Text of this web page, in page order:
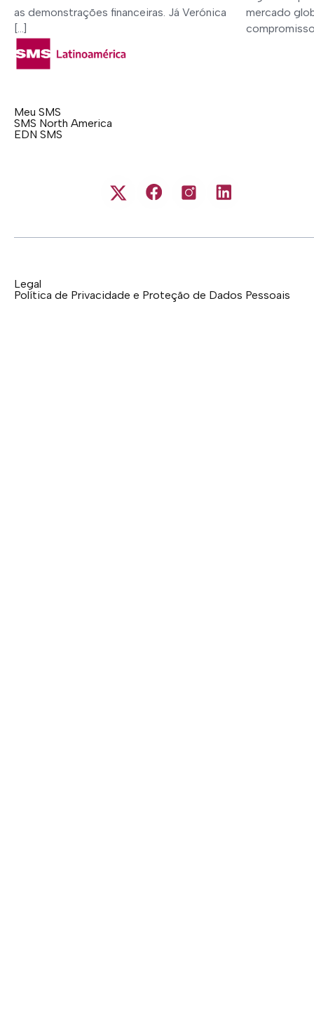
as demonstrações financeiras. Já Verónica
[…]
mercado
Meu SMS
SMS North America
EDN SMS
Legal
Política de Privacidade e Proteção de Dados Pessoais